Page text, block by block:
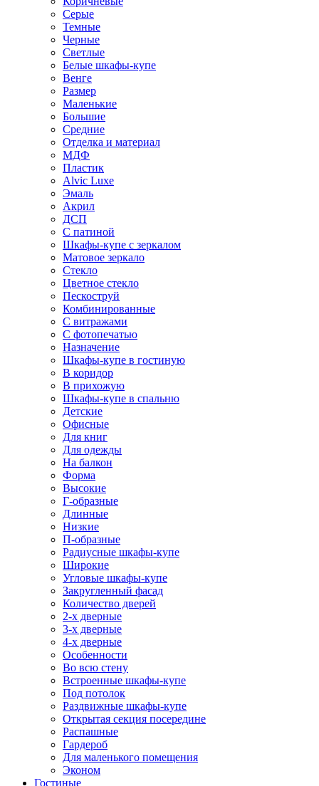
Серые
Темные
Черные
Светлые
Белые шкафы-купе
Венге
Размер
Маленькие
Большие
Средние
Отделка и материал
МДФ
Пластик
Alvic Luxe
Эмаль
Акрил
ДСП
С патиной
Шкафы-купе с зеркалом
Матовое зеркало
Стекло
Цветное стекло
Пескоструй
Комбинированные
С витражами
С фотопечатью
Назначение
Шкафы-купе в гостиную
В коридор
В прихожую
Шкафы-купе в спальню
Детские
Офисные
Для книг
Для одежды
На балкон
Форма
Высокие
Г-образные
Длинные
Низкие
П-образные
Радиусные шкафы-купе
Широкие
Угловые шкафы-купе
Закругленный фасад
Количество дверей
2-х дверные
3-х дверные
4-х дверные
Особенности
Во всю стену
Встроенные шкафы-купе
Под потолок
Раздвижные шкафы-купе
Открытая секция посередине
Распашные
Гардероб
Для маленького помещения
Эконом
Гостиные